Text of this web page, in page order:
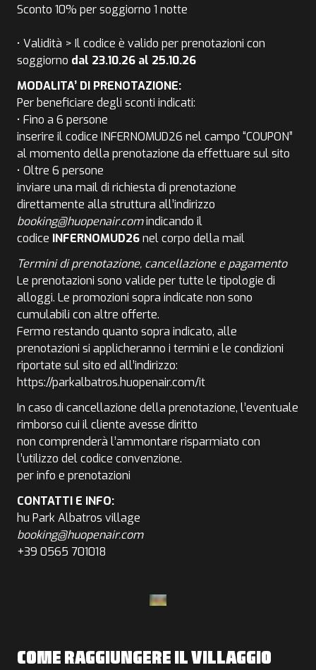
Sconto 10% per soggiorno 1 notte
• Validità > Il codice è valido per prenotazioni con
soggiorno dal 23.10.26 al 25.10.26
MODALITA’ DI PRENOTAZIONE:
Per beneficiare degli sconti indicati:
• Fino a 6 persone
inserire il codice INFERNOMUD26 nel campo “COUPON”
al momento della prenotazione da effettuare sul sito
• Oltre 6 persone
inviare una mail di richiesta di prenotazione
direttamente alla struttura all’indirizzo
booking@huopenair.comindicando il
codice INFERNOMUD26nel corpo della mail
Termini di prenotazione, cancellazione e pagamento
Le prenotazioni sono valide per tutte le tipologie di
alloggi. Le promozioni sopra indicate non sono
cumulabili con altre offerte.
Fermo restando quanto sopra indicato, alle
prenotazioni si applicheranno i termini e le condizioni
riportate sul sito ed all’indirizzo:
https://parkalbatros.huopenair.com/it
In caso di cancellazione della prenotazione, l’eventuale
rimborso cui il cliente avesse diritto
non comprenderà l’ammontare risparmiato con
l’utilizzo del codice convenzione.
per info e prenotazioni
CONTATTI E INFO:
hu Park Albatros village
booking@huopenair.com
+39 0565 701018
COME RAGGIUNGERE IL VILLAGGIO